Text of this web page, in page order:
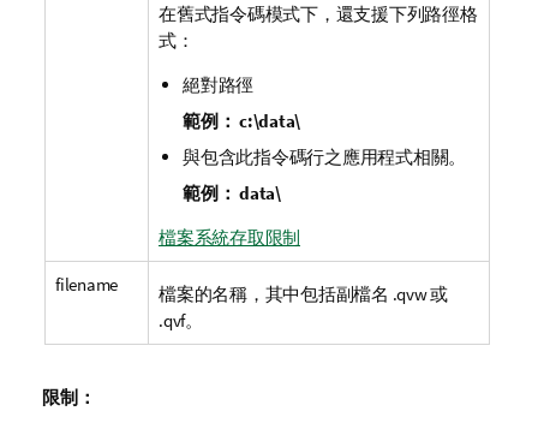
在舊式指令碼模式下，還支援下列路徑格
式：
絕對路徑
範例： c:\data\
與包含此指令碼行之應用程式相關。
範例： data\
檔案系統存取限制
filename 檔案的名稱，其中包括副檔名 .qvw或
.qvf。
限制：